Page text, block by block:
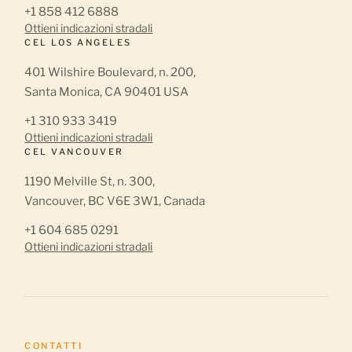
+1 858 412 6888
Ottieni indicazioni stradali
CEL LOS ANGELES
401 Wilshire Boulevard, n. 200,
Santa Monica, CA 90401 USA
+1 310 933 3419
Ottieni indicazioni stradali
CEL VANCOUVER
1190 Melville St, n. 300,
Vancouver, BC V6E 3W1, Canada
+1 604 685 0291
Ottieni indicazioni stradali
CONTATTI